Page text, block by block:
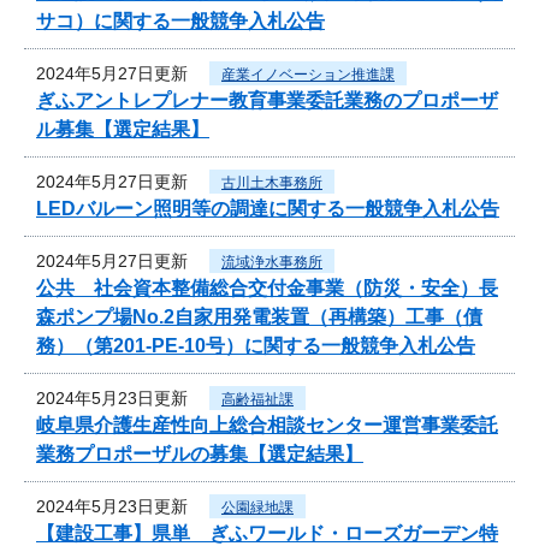
サコ）に関する一般競争入札公告
2024年5月27日更新 産業イノベーション推進課
ぎふアントレプレナー教育事業委託業務のプロポーザ
ル募集【選定結果】
2024年5月27日更新 古川土木事務所
LEDバルーン照明等の調達に関する一般競争入札公告
2024年5月27日更新 流域浄水事務所
公共 社会資本整備総合交付金事業（防災・安全）長
森ポンプ場No.2自家用発電装置（再構築）工事（債
務）（第201-PE-10号）に関する一般競争入札公告
2024年5月23日更新 高齢福祉課
岐阜県介護生産性向上総合相談センター運営事業委託
業務プロポーザルの募集【選定結果】
2024年5月23日更新 公園緑地課
【建設工事】県単 ぎふワールド・ローズガーデン特